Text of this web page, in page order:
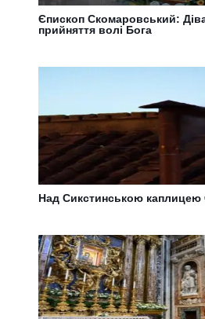
Єпископ Скомаровський:
прийняття волі Бога
Над Сикстинською